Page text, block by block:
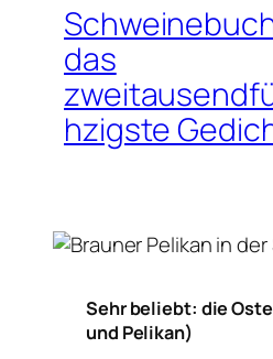
das
hzigste
Sehr beliebt: die
und Pelikan)